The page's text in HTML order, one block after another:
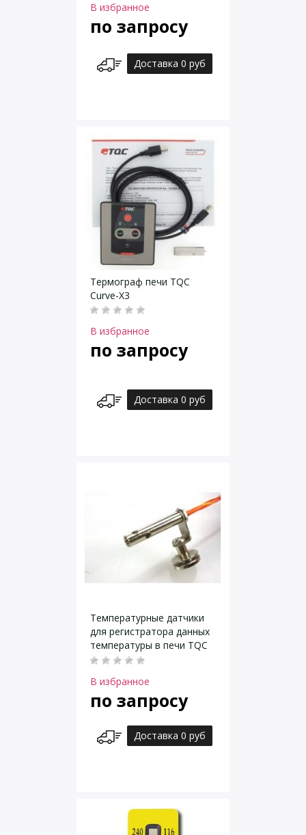
В избранное
по запросу
Доставка 0 руб
Термограф печи TQC
Curve-X3
В избранное
по запросу
Доставка 0 руб
Температурные датчики
для регистратора данных
температуры в печи TQC
Curve-X2
В избранное
по запросу
Доставка 0 руб